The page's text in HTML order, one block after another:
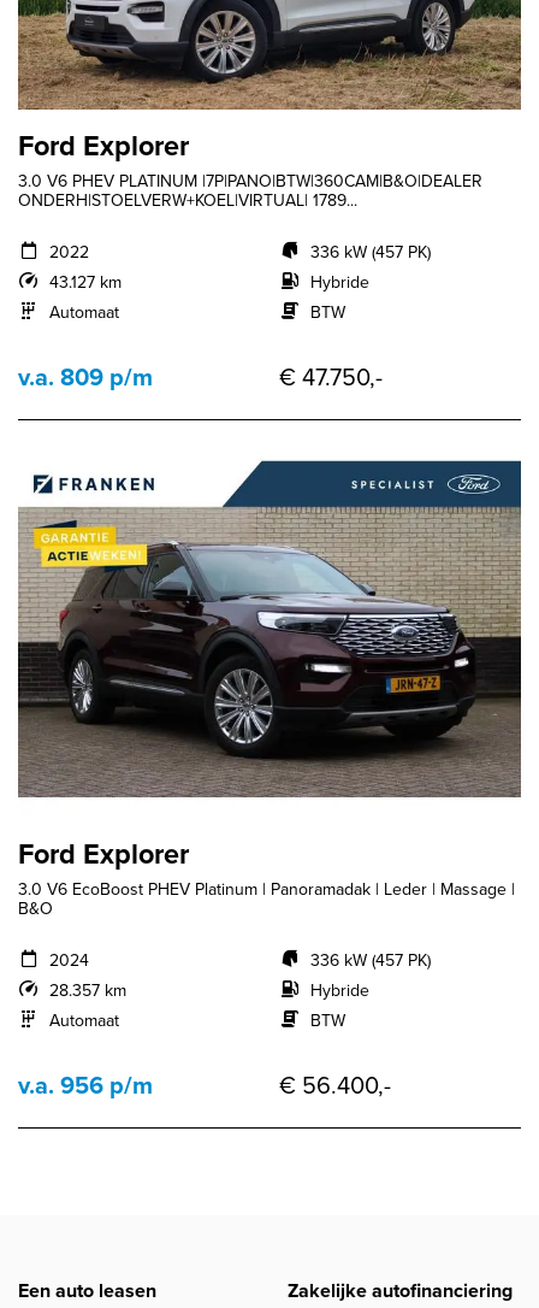
Ford Explorer
3.0 V6 PHEV PLATINUM |7P|PANO|BTW|360CAM|B&O|DEALER
ONDERH|STOELVERW+KOEL|VIRTUAL| 1789...
2022
43.127 km
Automaat
336 kW (457 PK)
Hybride
BTW
v.a. 809 p/m € 47.750,-
Ford Explorer
3.0 V6 EcoBoost PHEV Platinum | Panoramadak | Leder | Massage |
B&O
2024
28.357 km
Automaat
336 kW (457 PK)
Hybride
BTW
v.a. 956 p/m € 56.400,-
Een auto leasen Zakelijke autofinanciering